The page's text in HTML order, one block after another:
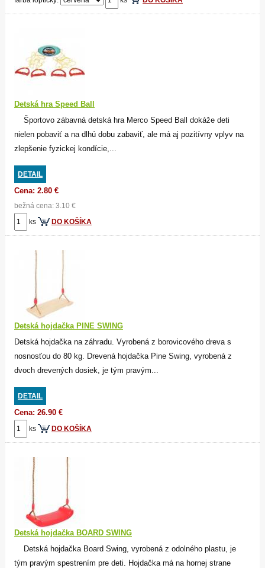
Detská hra Speed Ball
Športovo zábavná detská hra Merco Speed Ball dokáže deti
nielen pobaviť a na dlhú dobu zabaviť, ale má aj pozitívny vplyv na
zlepšenie fyzickej kondície,...
DETAIL
Cena: 2.80 €
bežná cena: 3.10 €
ks
DO KOŠÍKA
Detská hojdačka PINE SWING
Detská hojdačka na záhradu. Vyrobená z borovicového dreva s
nosnosťou do 80 kg. Drevená hojdačka Pine Swing, vyrobená z
dvoch drevených dosiek, je tým pravým...
DETAIL
Cena: 26.90 €
ks DO KOŠÍKA
Detská hojdačka BOARD SWING
Detská hojdačka Board Swing, vyrobená z odolného plastu, je
tým pravým spestrením pre deti. Hojdačka má na hornej strane